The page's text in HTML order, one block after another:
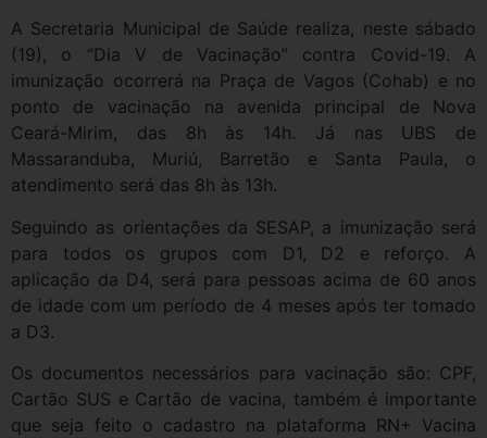
A Secretaria Municipal de Saúde realiza, neste sábado
(19), o “Dia V de Vacinação” contra Covid-19. A
imunização ocorrerá na Praça de Vagos (Cohab) e no
ponto de vacinação na avenida principal de Nova
Ceará-Mirim, das 8h às 14h. Já nas UBS de
Massaranduba, Muriú, Barretão e Santa Paula, o
atendimento será das 8h às 13h.
Seguindo as orientações da SESAP, a imunização será
para todos os grupos com D1, D2 e reforço. A
aplicação da D4, será para pessoas acima de 60 anos
de idade com um período de 4 meses após ter tomado
a D3.
Os documentos necessários para vacinação são: CPF,
Cartão SUS e Cartão de vacina, também é importante
que seja feito o cadastro na plataforma RN+ Vacina